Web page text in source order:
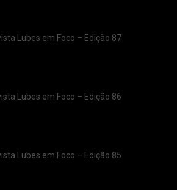
Lubes em Foco – Edição 87
Lubes em Foco – Edição 86
Lubes em Foco – Edição 85